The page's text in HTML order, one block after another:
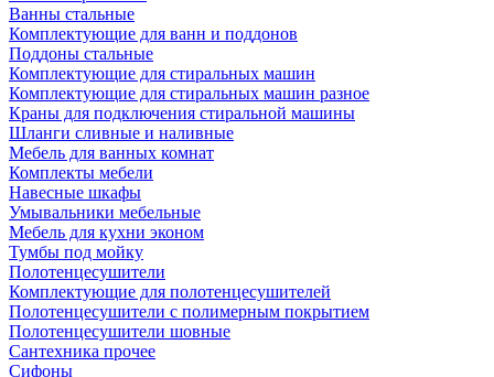
Ванны стальные
Комплектующие для ванн и поддонов
Поддоны стальные
Комплектующие для стиральных машин
Комплектующие для стиральных машин разное
Краны для подключения стиральной машины
Шланги сливные и наливные
Мебель для ванных комнат
Комплекты мебели
Навесные шкафы
Умывальники мебельные
Мебель для кухни эконом
Тумбы под мойку
Полотенцесушители
Комплектующие для полотенцесушителей
Полотенцесушители с полимерным покрытием
Полотенцесушители шовные
Сантехника прочее
Сифоны